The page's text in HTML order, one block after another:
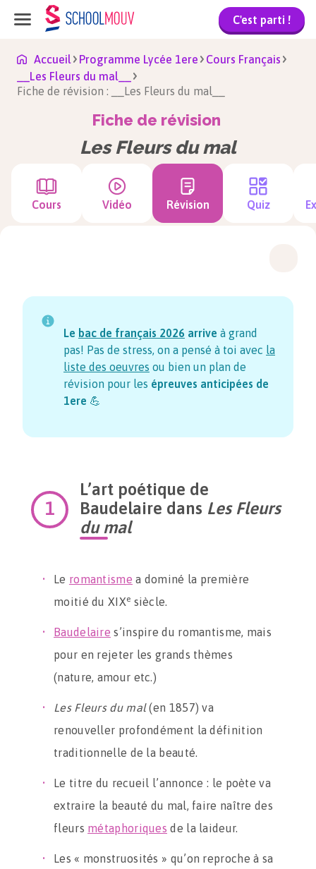
C'est parti !
Accueil Programme Lycée 1ere
Cours Français
__Les Fleurs du mal__
Fiche de révision : __Les Fleurs du mal__
Fiche de révision
Les Fleurs du mal
Cours Vidéo Révision Quiz
Le bac de français 2026 arrive à grand
pas! Pas de stress, on a pensé à toi avec la
liste des oeuvres ou bien un plan de
révision pour les épreuves anticipées de
1ere 💪
L’art poétique de
Baudelaire dans Les Fleurs
du mal
Le romantisme a dominé la première
moitié du XIXe siècle.
Baudelaire s’inspire du romantisme, mais
pour en rejeter les grands thèmes
(nature, amour etc.)
Les Fleurs du mal(en 1857) va
renouveller profondément la définition
traditionnelle de la beauté.
Le titre du recueil l’annonce : le poète va
extraire la beauté du mal, faire naître des
fleurs métaphoriques de la laideur.
Les « monstruosités » qu’on reproche à sa